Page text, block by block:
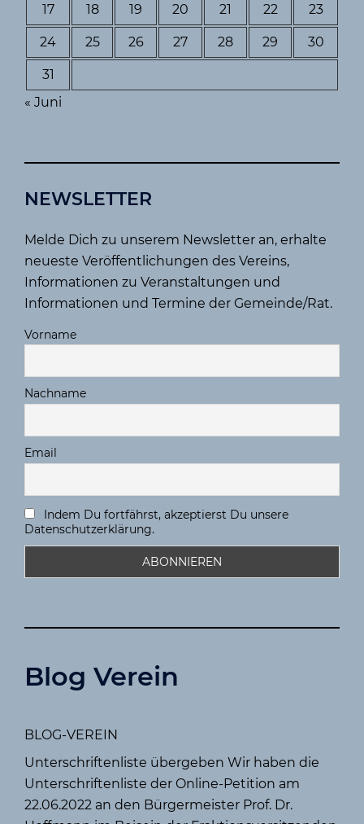
17 18 19 20 21 22 23
24 25 26 27 28 29 30
31
« Juni
NEWSLETTER
Melde Dich zu unserem Newsletter an, erhalte
neueste Veröffentlichungen des Vereins,
Informationen zu Veranstaltungen und
Informationen und Termine der Gemeinde/Rat.
Vorname
Nachname
Email
Indem Du fortfährst, akzeptierst Du unsere
Datenschutzerklärung.
Blog Verein
BLOG-VEREIN
Unterschriftenliste übergeben Wir haben die
Unterschriftenliste der Online-Petition am
22.06.2022 an den Bürgermeister Prof. Dr.